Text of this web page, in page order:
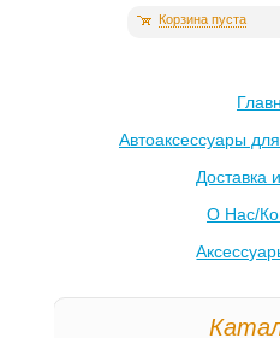
Корзина пуста
Автоаксессуары
Доставка
О Нас/